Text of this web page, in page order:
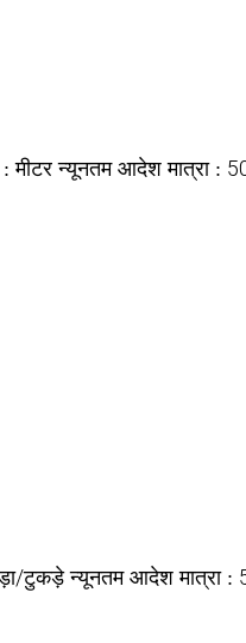
:मीटर न्यूनतम आदेश मात्रा :
टुकड़े न्यूनतम आदेश मात्रा :